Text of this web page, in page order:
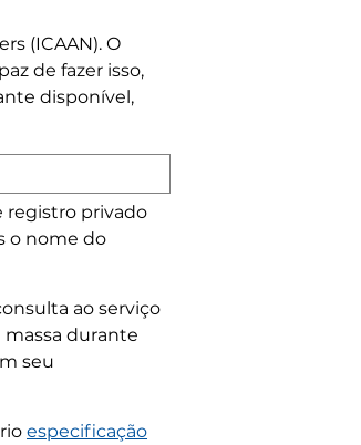
(ICAAN). O
de fazer isso,
disponível,
registro privado
o nome do
ao serviço
massa durante
seu
especificação